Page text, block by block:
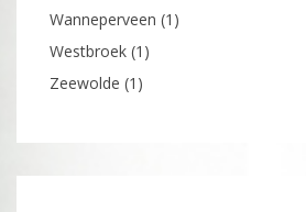
Wanneperveen (1)
Westbroek (1)
Zeewolde (1)